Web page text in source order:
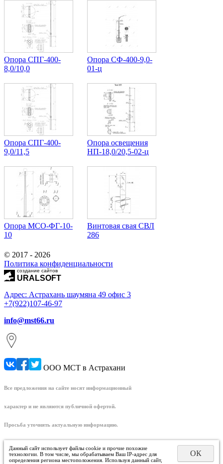
Опора СПГ-400-
8,0/10,0
Опора СФ-400-9,0-
01-ц
Опора СПГ-400-
9,0/11,5
Опора освещения
НП-18,0/20,5-02-ц
Опора МCО-ФГ-10-
10
Винтовая свая СВЛ
286
© 2017 - 2026
Политика конфиденциальности
создание сайтов
URALSOFT
Адрес: Астрахань шаумяна 49 офис 3
+7(922)107-46-97
info@mst66.ru
ООО МСТ в Астрахани
Все предложения на сайте носят информационный
характер и не являются публичной офертой.
Просьба уточнять актуальную информацию.
Данный сайт использует файлы cookie и прочие похожие
технологии. В том числе, мы обрабатываем Ваш IP-адрес для
определения региона местоположения. Используя данный сайт,
ОК